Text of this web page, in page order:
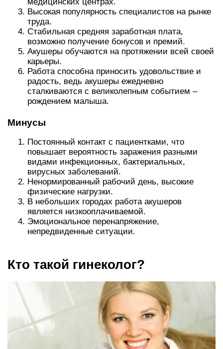
медицинских центрах.
Высокая популярность специалистов на рынке
труда.
Стабильная средняя заработная плата,
возможно получение бонусов и премий.
Акушеры обучаются на протяжении всей своей
карьеры.
Работа способна приносить удовольствие и
радость, ведь акушеры ежедневно
сталкиваются с великолепным событием –
рождением малыша.
Минусы
Постоянный контакт с пациентками, что
повышает вероятность заражения разными
видами инфекционных, бактериальных,
вирусных заболеваний.
Ненормированный рабочий день, высокие
физические нагрузки.
В небольших городах работа акушеров
является низкооплачиваемой.
Эмоциональное перенапряжение,
непредвиденные ситуации.
Кто такой гинеколог?